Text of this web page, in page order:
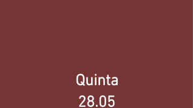
Quinta
28.05